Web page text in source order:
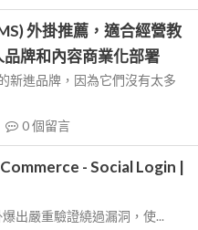
外掛推薦，適合經營教
牌和內容商業化部署
新進品牌，因為它們沒有太多
0個留言
- Social Login |
出嚴重驗證繞過漏洞，使...